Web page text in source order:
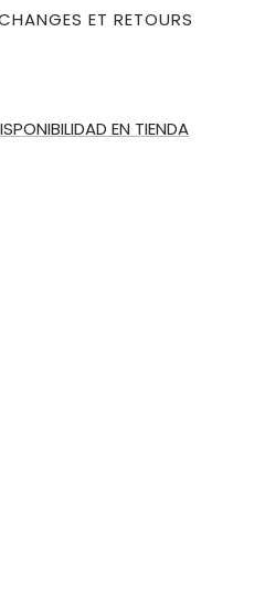
ET RETOURS
EN TIENDA